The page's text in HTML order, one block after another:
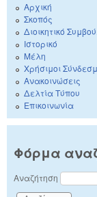
Αρχική
Σκοπός
Διοικητικό
Ιστορικό
Μέλη
Χρήσιμοι
Ανακοινώσεις
Δελτία Τύπου
Επικοινωνία
Φόρμα
Αναζήτηση